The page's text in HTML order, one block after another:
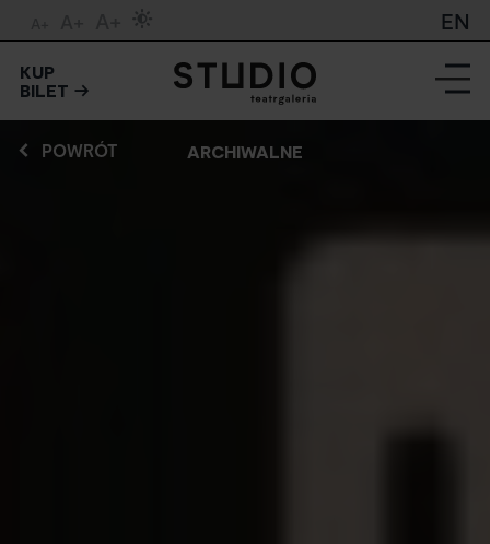
EN
KUP
BILET
ARCHIWALNE
POWRÓT